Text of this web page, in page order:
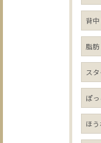
背
脂肪
ス
ぽ
ほ